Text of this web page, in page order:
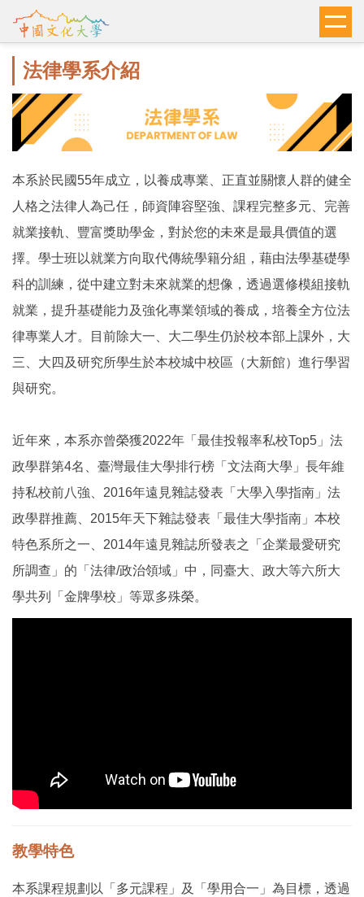
到
內
容
法律學系介紹
本系於民國55年成立，以養成專業、正直並關懷人群的健全
人格之法律人為己任，師資陣容堅強、課程完整多元、完善
就業接軌、豐富獎助學金，對於您的未來是最具價值的選
擇。學士班以就業方向取代傳統學籍分組，藉由法學基礎學
科的訓練，從中建立對未來就業的想像，透過選修模組接軌
就業，提升基礎能力及強化專業領域的養成，培養全方位法
律專業人才。
目前除大一、大二學生仍於校本部上課外，大
三、大四及研究所學生於本校城中校區（大新館）進行學習
與研究。
近年來，本系亦曾榮獲2022年「最佳投報率私校Top5」法
政學群第4名、臺灣最佳大學排行榜「文法商大學」長年維
持私校前八強、2016年遠見雜誌發表「大學入學指南」法
政學群推薦、2015年天下雜誌發表「最佳大學指南」本校
特色系所之一、2014年遠見雜誌所發表之「企業最愛研究
所調查」的「法律/政治領域」中，同臺大、政大等六所大
學共列「金牌學校」等眾多殊榮。
教學特色
本系課程規劃以「多元課程」及「學用合一」為目標，透過